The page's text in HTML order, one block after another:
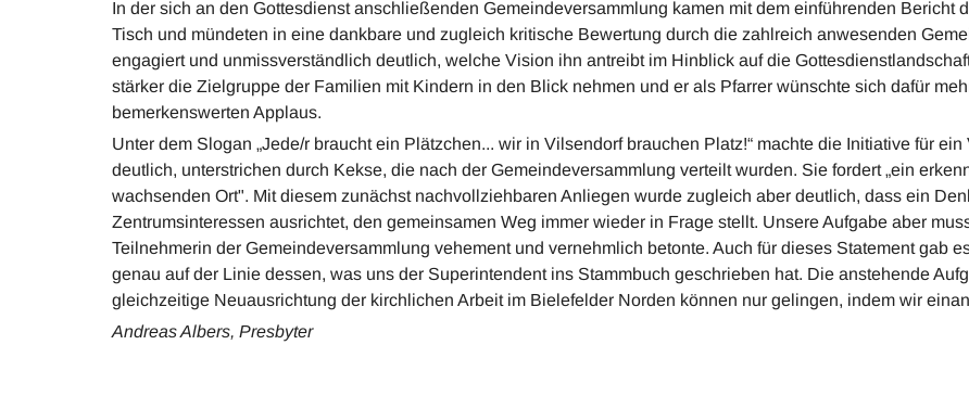
In der sich an den Gottesdienst anschließenden Gemeindeversammlung kamen mit dem einführenden Bericht
Tisch und mündeten in eine dankbare und zugleich kritische Bewertung durch die zahlreich anwesenden
engagiert und unmissverständlich deutlich, welche Vision ihn antreibt im Hinblick auf die
stärker die Zielgruppe der Familien mit Kindern in den Blick nehmen und er als Pfarrer wünschte sich dafür
bemerkenswerten Applaus.
Unter dem Slogan „Jede/r braucht ein Plätzchen... wir in Vilsendorf brauchen Platz!“ machte die Initiative für
deutlich, unterstrichen durch Kekse, die nach der Gemeindeversammlung verteilt wurden. Sie fordert „ein
wachsenden Ort". Mit diesem zunächst nachvollziehbaren Anliegen wurde zugleich aber deutlich, dass ein
Zentrumsinteressen ausrichtet, den gemeinsamen Weg immer wieder in Frage stellt. Unsere Aufgabe aber
Teilnehmerin der Gemeindeversammlung vehement und vernehmlich betonte. Auch für dieses Statement gab
genau auf der Linie dessen, was uns der Superintendent ins Stammbuch geschrieben hat. Die anstehende
gleichzeitige Neuausrichtung der kirchlichen Arbeit im Bielefelder Norden können nur gelingen, indem wir
Andreas Albers, Presbyter